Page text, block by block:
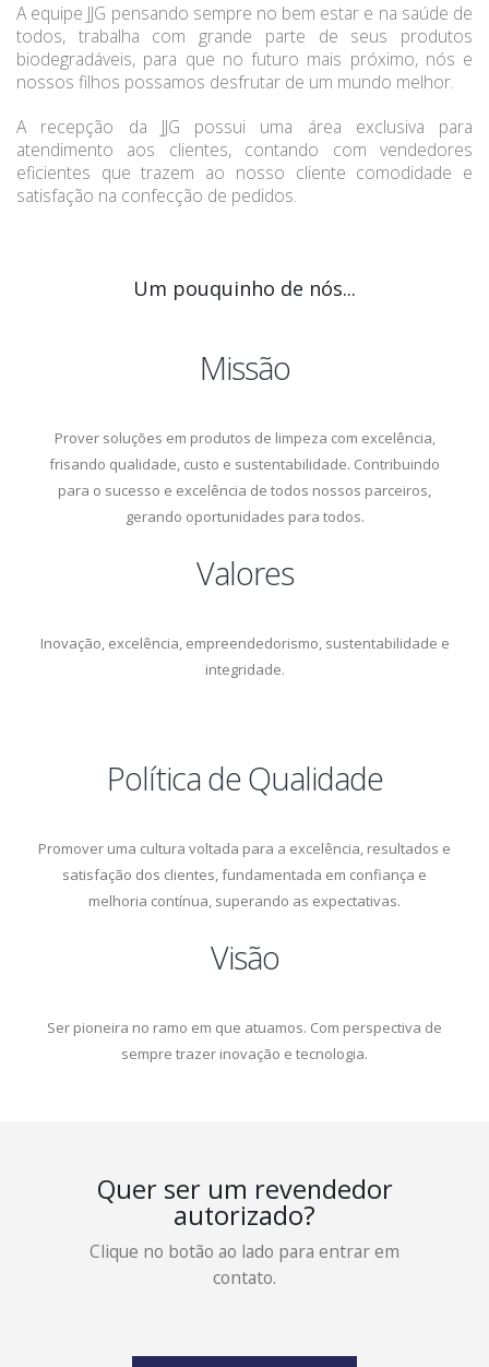
A equipe JJG pensando sempre no bem estar e na saúde de
todos, trabalha com grande parte de seus produtos
biodegradáveis, para que no futuro mais próximo, nós e
nossos filhos possamos desfrutar de um mundo melhor.
A recepção da JJG possui uma área exclusiva para
atendimento aos clientes, contando com vendedores
eficientes que trazem ao nosso cliente comodidade e
satisfação na confecção de pedidos.
Um pouquinho de nós...
Missão
Prover soluções em produtos de limpeza com excelência,
frisando qualidade, custo e sustentabilidade. Contribuindo
para o sucesso e excelência de todos nossos parceiros,
gerando oportunidades para todos.
Valores
Inovação, excelência, empreendedorismo, sustentabilidade e
integridade.
Política de Qualidade
Promover uma cultura voltada para a excelência, resultados e
satisfação dos clientes, fundamentada em confiança e
melhoria contínua, superando as expectativas.
Visão
Ser pioneira no ramo em que atuamos. Com perspectiva de
sempre trazer inovação e tecnologia.
Quer ser um revendedor
autorizado?
Clique no botão ao lado para entrar em
contato.